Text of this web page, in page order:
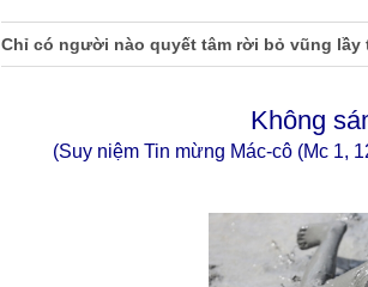
Chỉ có người nào quyết tâm rời bỏ vũng
Không
(Suy niệm Tin mừng Mác-cô (Mc 1,